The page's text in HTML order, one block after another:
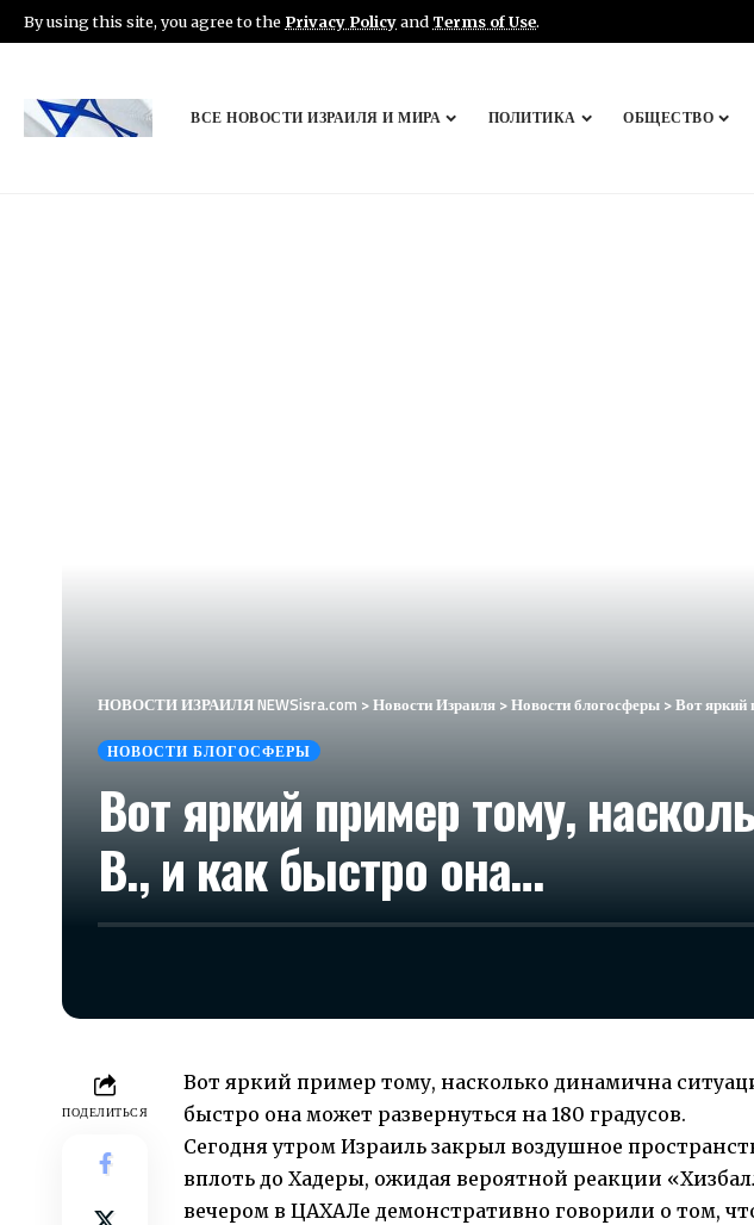
By using this site, you agree to the Privacy Policyand Terms of Use.
ВСЕ НОВОСТИ ИЗРАИЛЯ И МИРА ПОЛИТИКА ОБЩЕСТВО
НОВОСТИ ИЗРАИЛЯ NEWSisra.com >Новости Израиля >Новости блогосферы >Вот яркий
НОВОСТИ БЛОГОСФЕРЫ
Вот яркий пример тому,
В., и как быстро она…
ПОДЕЛИТЬСЯ
Вот яркий пример тому, насколько динамична
быстро она может развернуться на 180 градусов.
Сегодня утром Израиль закрыл воздушное
вплоть до Хадеры, ожидая вероятной реакции
вечером в ЦАХАЛе демонстративно говорили о том,